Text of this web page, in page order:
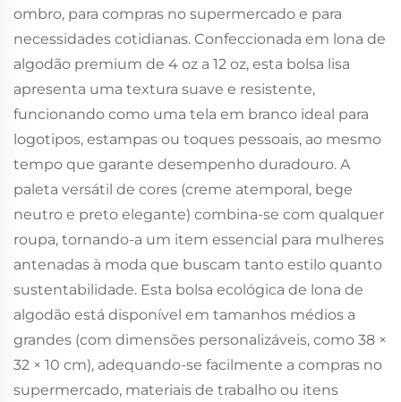
ombro, para compras no supermercado e para
necessidades cotidianas. Confeccionada em lona de
algodão premium de 4 oz a 12 oz, esta bolsa lisa
apresenta uma textura suave e resistente,
funcionando como uma tela em branco ideal para
logotipos, estampas ou toques pessoais, ao mesmo
tempo que garante desempenho duradouro. A
paleta versátil de cores (creme atemporal, bege
neutro e preto elegante) combina-se com qualquer
roupa, tornando-a um item essencial para mulheres
antenadas à moda que buscam tanto estilo quanto
sustentabilidade. Esta bolsa ecológica de lona de
algodão está disponível em tamanhos médios a
grandes (com dimensões personalizáveis, como 38 ×
32 × 10 cm), adequando-se facilmente a compras no
supermercado, materiais de trabalho ou itens